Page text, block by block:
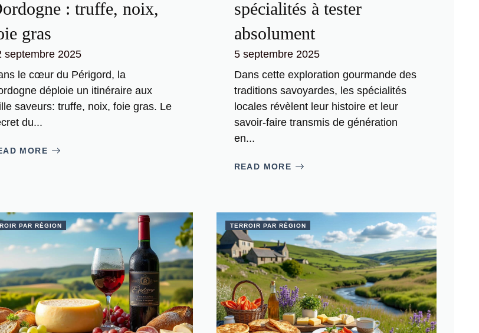
: truffe, noix,
gras
septembre 2025
le cœur du Périgord, la
déploie un itinéraire aux
saveurs: truffe, noix, foie gras. Le
du...
MORE
spécialités à tester
absolument
5 septembre 2025
Dans cette exploration gourmande des
traditions savoyardes, les spécialités
locales révèlent leur histoire et leur
savoir-faire transmis de génération
en...
READ MORE
PAR RÉGION TERROIR PAR RÉGION